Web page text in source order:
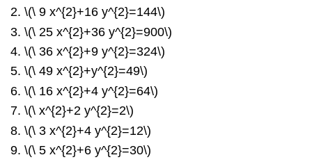
\(\ 9 x^{2}+16 y^{2}=144\)
\(\ 25 x^{2}+36 y^{2}=900\)
\(\ 36 x^{2}+9 y^{2}=324\)
\(\ 49 x^{2}+y^{2}=49\)
\(\ 16 x^{2}+4 y^{2}=64\)
\(\ x^{2}+2 y^{2}=2\)
\(\ 3 x^{2}+4 y^{2}=12\)
\(\ 5 x^{2}+6 y^{2}=30\)